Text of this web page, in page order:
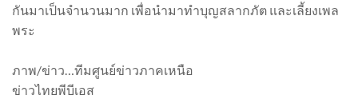
กันมาเป็นจำนวนมาก เพื่อนำมาทำบุญสลากภัต และเลี้ยงเพล
พระ
ภาพ/ข่าว…ทีมศูนย์ข่าวภาคเหนือ
ข่าวไทยพีบีเอส